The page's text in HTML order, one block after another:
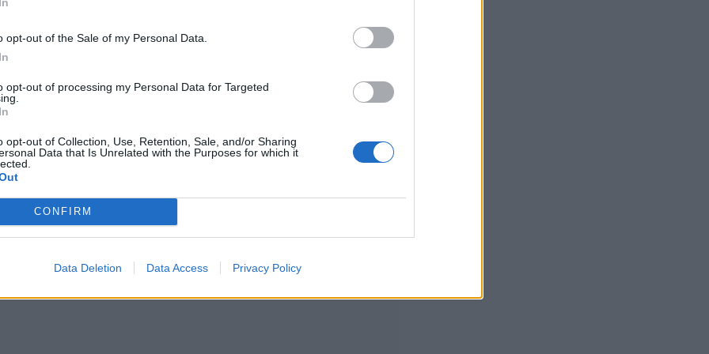
opt-out of the Sale of my Personal Data.
opt-out of processing my Personal Data for Targeted
opt-out of Collection, Use, Retention, Sale, and/or Sharing
Data that Is Unrelated with the Purposes for which it
CONFIRM
Data Deletion Data Access Privacy Policy
στηνΑστυπάλαια, με θέμα την καινοτομία στις
ενέργειας. Η ανταλλαγή γνώσεων και καλών
τον κοινό στόχο για ένα πιο «πράσινο» και
μέλλον για τα νησιά.